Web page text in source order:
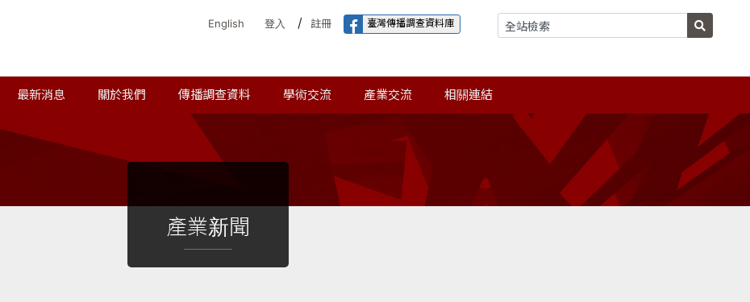
English 登入 / 註冊 臺灣傳播調查資料庫
最新消息 關於我們 傳播調查資料 學術交流 產業交流 相關連結
產業新聞